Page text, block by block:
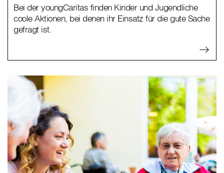
Bei der youngCaritas finden Kinder und Jugendliche
coole Aktionen, bei denen ihr Einsatz für die gute Sache
gefragt ist.